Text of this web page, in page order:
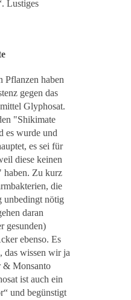
Lustiges
Pflanzen haben
gegen das
Glyphosat.
"Shikimate
es wurde und
es sei für
diese keinen
haben. Zu kurz
die
unbedingt nötig
daran
gesunden)
ebenso. Es
das wissen wir ja
& Monsanto
ist auch ein
und begünstigt